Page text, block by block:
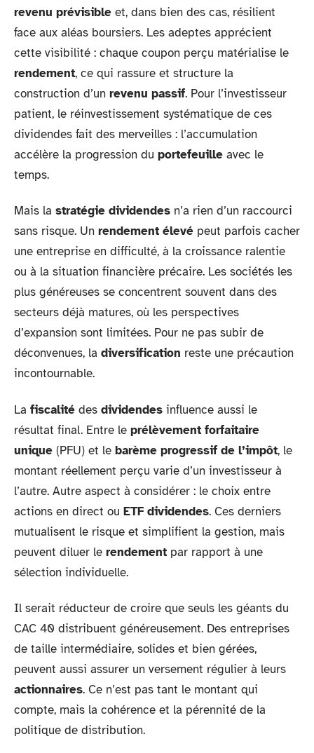
revenu prévisible et, dans bien des cas, résilient
face aux aléas boursiers. Les adeptes apprécient
cette visibilité : chaque coupon perçu matérialise le
rendement, ce qui rassure et structure la
construction d’un revenu passif. Pour l’investisseur
patient, le réinvestissement systématique de ces
dividendes fait des merveilles : l’accumulation
accélère la progression du portefeuille avec le
temps.
Mais la stratégie dividendes n’a rien d’un raccourci
sans risque. Un rendement élevé peut parfois cacher
une entreprise en difficulté, à la croissance ralentie
ou à la situation financière précaire. Les sociétés les
plus généreuses se concentrent souvent dans des
secteurs déjà matures, où les perspectives
d’expansion sont limitées. Pour ne pas subir de
déconvenues, la diversification reste une précaution
incontournable.
La fiscalité des dividendes influence aussi le
résultat final. Entre le prélèvement forfaitaire
unique (PFU) et le barème progressif de l’impôt, le
montant réellement perçu varie d’un investisseur à
l’autre. Autre aspect à considérer : le choix entre
actions en direct ou ETF dividendes. Ces derniers
mutualisent le risque et simplifient la gestion, mais
peuvent diluer le rendement par rapport à une
sélection individuelle.
Il serait réducteur de croire que seuls les géants du
CAC 40 distribuent généreusement. Des entreprises
de taille intermédiaire, solides et bien gérées,
peuvent aussi assurer un versement régulier à leurs
actionnaires. Ce n’est pas tant le montant qui
compte, mais la cohérence et la pérennité de la
politique de distribution.